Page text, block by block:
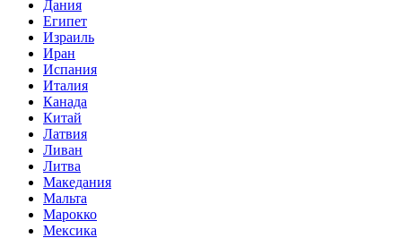
Дания
Египет
Израиль
Иран
Испания
Италия
Канада
Китай
Латвия
Ливан
Литва
Македания
Мальта
Марокко
Мексика